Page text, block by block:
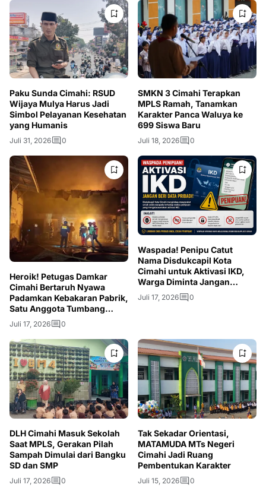
Paku Sunda Cimahi: RSUD
Wijaya Mulya Harus Jadi
Simbol Pelayanan Kesehatan
yang Humanis
Juli 31, 2026 0
SMKN 3 Cimahi Terapkan
MPLS Ramah, Tanamkan
Karakter Panca Waluya ke
699 Siswa Baru
Juli 18, 2026 0
Heroik! Petugas Damkar
Cimahi Bertaruh Nyawa
Padamkan Kebakaran Pabrik,
Satu Anggota Tumbang
Akibat Asap
Juli 17, 2026 0
Waspada! Penipu Catut
Nama Disdukcapil Kota
Cimahi untuk Aktivasi IKD,
Warga Diminta Jangan
Berikan OTP
Juli 17, 2026 0
DLH Cimahi Masuk Sekolah
Saat MPLS, Gerakan Pilah
Sampah Dimulai dari Bangku
SD dan SMP
Juli 17, 2026 0
Tak Sekadar Orientasi,
MATAMUDA MTs Negeri
Cimahi Jadi Ruang
Pembentukan Karakter
Juli 15, 2026 0